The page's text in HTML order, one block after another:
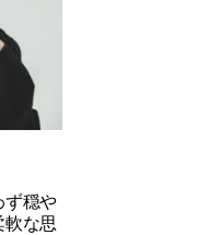
ず穏や
軟な思